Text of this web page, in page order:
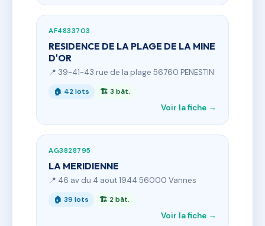
AF4833703
RESIDENCE DE LA PLAGE DE LA MINE
D'OR
📍 39-41-43 rue de la plage 56760 PENESTIN
🏠 42 lots 🏗 3 bât.
Voir la fiche →
AG3828795
LA MERIDIENNE
📍 46 av du 4 aout 1944 56000 Vannes
🏠 39 lots 🏗 2 bât.
Voir la fiche →